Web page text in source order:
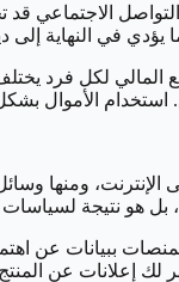
الاجتماعي قد
يؤدي في النهاية إلى
المالي لكل فرد
استخدام الأموال
هو نتيجة
ببيانات عن
لك إعلانات عن